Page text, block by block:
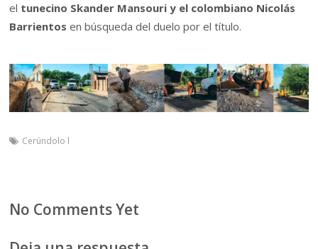
el tunecino Skander Mansouri y el colombiano Nicolás
Barrientos en búsqueda del duelo por el título.
Cerúndolo l
No Comments Yet